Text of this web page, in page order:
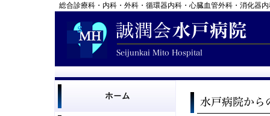
総合診療科・内科・外科・循環器内科・心臓血管外科・消化器